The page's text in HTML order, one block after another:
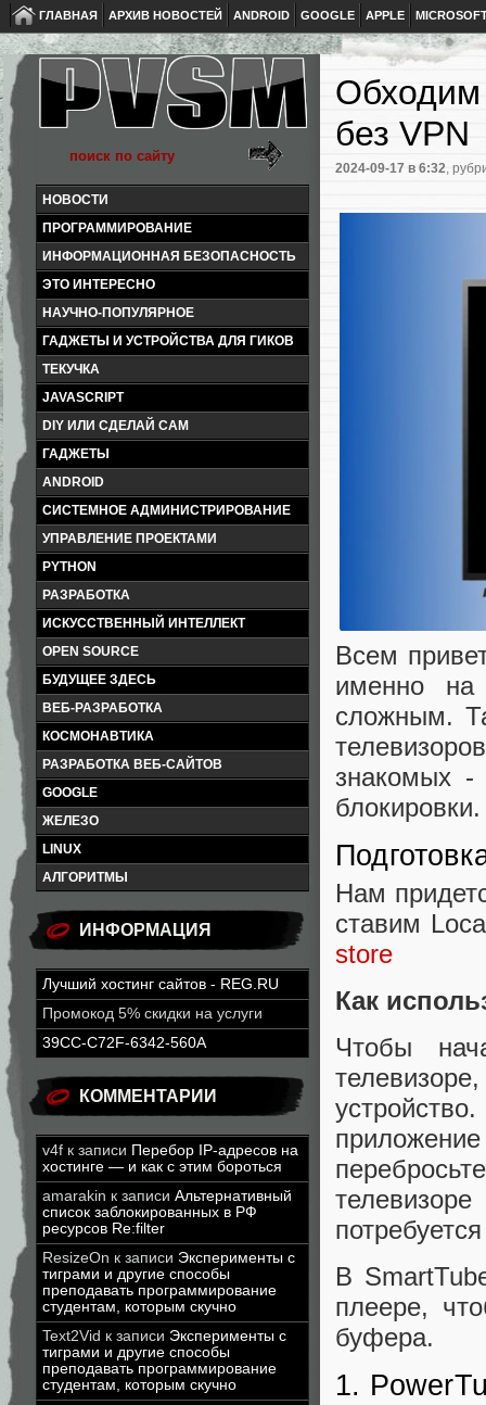
ГЛАВНАЯ АРХИВ НОВОСТЕЙ ANDROID GOOGLE APPLE
НОВОСТИ
ПРОГРАММИРОВАНИЕ
ИНФОРМАЦИОННАЯ БЕЗОПАСНОСТЬ
ЭТО ИНТЕРЕСНО
НАУЧНО-ПОПУЛЯРНОЕ
ГАДЖЕТЫ И УСТРОЙСТВА ДЛЯ ГИКОВ
ТЕКУЧКА
JAVASCRIPT
DIY ИЛИ СДЕЛАЙ САМ
ГАДЖЕТЫ
ANDROID
СИСТЕМНОЕ АДМИНИСТРИРОВАНИЕ
УПРАВЛЕНИЕ ПРОЕКТАМИ
PYTHON
РАЗРАБОТКА
ИСКУССТВЕННЫЙ ИНТЕЛЛЕКТ
OPEN SOURCE
БУДУЩЕЕ ЗДЕСЬ
ВЕБ-РАЗРАБОТКА
КОСМОНАВТИКА
РАЗРАБОТКА ВЕБ-САЙТОВ
GOOGLE
ЖЕЛЕЗО
LINUX
АЛГОРИТМЫ
ИНФОРМАЦИЯ
Лучший хостинг сайтов - REG.RU
Промокод 5% скидки на услуги
39CC-C72F-6342-560A
КОММЕНТАРИИ
v4f к записи Перебор IP-адресов на
хостинге — и как с этим бороться
amarakin к записи Альтернативный
список заблокированных в РФ
ресурсов Re:filter
ResizeOn к записи Эксперименты с
тиграми и другие способы
преподавать программирование
студентам, которым скучно
Text2Vid к записи Эксперименты с
тиграми и другие способы
преподавать программирование
студентам, которым скучно
Обходим
без VPN
2024-09-17 в 6:32,
Всем
именно на
сложным.
знакомых -
блокировки.
Нам
ставим
store
Как
Чтобы
В
плеере,
буфера.
1.